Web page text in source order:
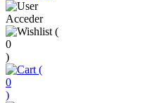
Acceder
(
0
)
(
0
)